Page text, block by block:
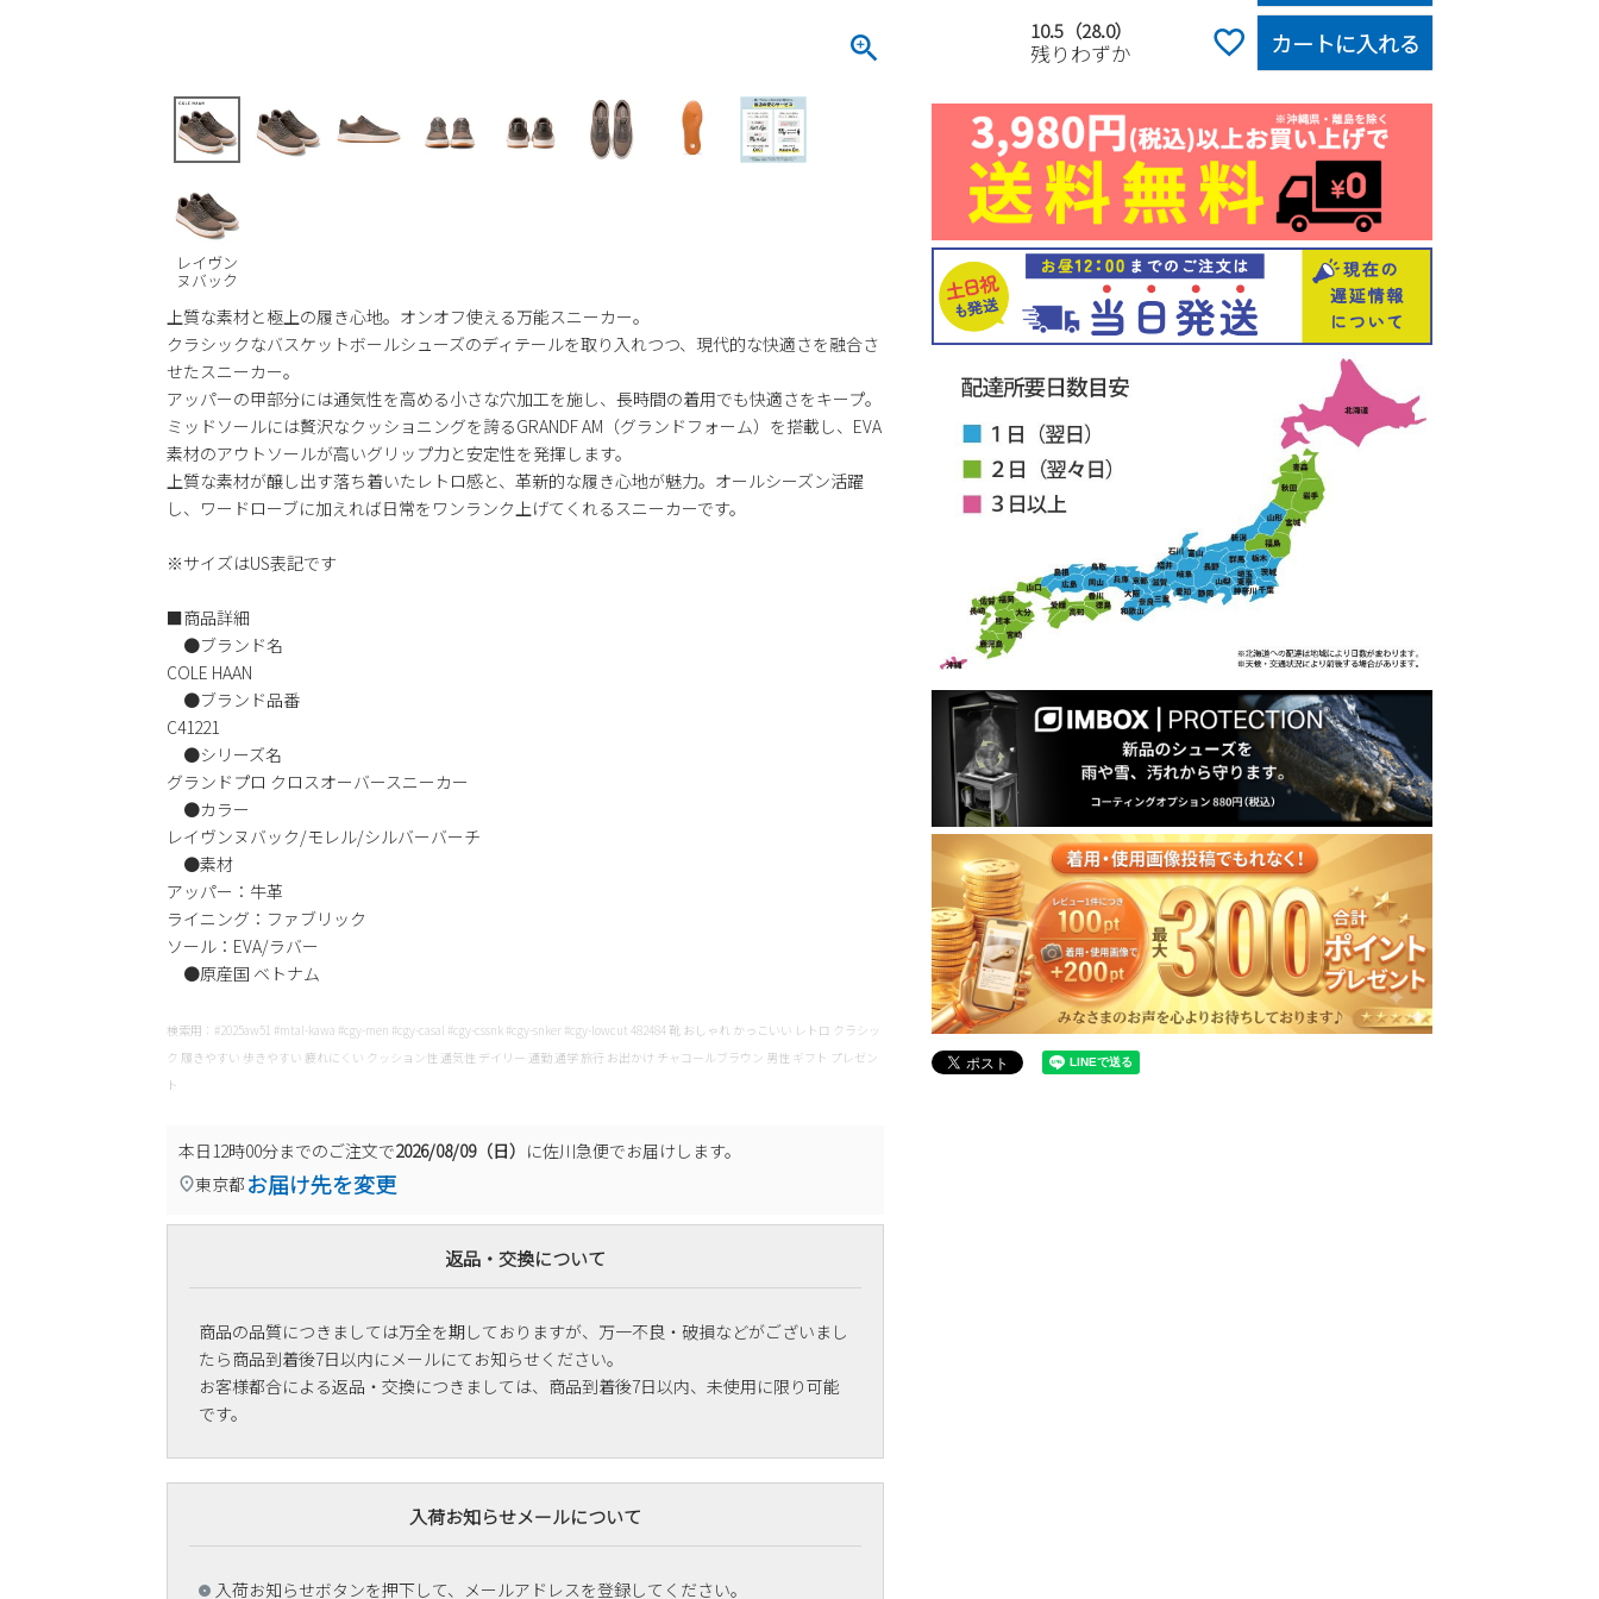
レイヴン
ヌバック
上質な素材と極上の履き心地。オンオフ使える万能スニーカー。
クラシックなバスケットボールシューズのディテールを取り入れつつ、現代的な快適さを融合さ
せたスニーカー。
アッパーの甲部分には通気性を高める小さな穴加工を施し、長時間の着用でも快適さをキープ。
ミッドソールには贅沢なクッショニングを誇るGRANDF AM（グランドフォーム）を搭載し、EVA
素材のアウトソールが高いグリップ力と安定性を発揮します。
上質な素材が醸し出す落ち着いたレトロ感と、革新的な履き心地が魅力。オールシーズン活躍
し、ワードローブに加えれば日常をワンランク上げてくれるスニーカーです。
※サイズはUS表記です
■商品詳細
●ブランド名
COLE HAAN
●ブランド品番
C41221
●シリーズ名
グランドプロ クロスオーバースニーカー
●カラー
レイヴンヌバック/モレル/シルバーバーチ
●素材
アッパー：牛革
ライニング：ファブリック
ソール：EVA/ラバー
●原産国 ベトナム
検索用：#2025aw51 #mtal-kawa #cgy-men #cgy-casal #cgy-cssnk #cgy-snker #cgy-lowcut 482484 靴 おしゃれ かっこいい レトロ クラシッ
ク 履きやすい 歩きやすい 疲れにくい クッション性 通気性 デイリー 通勤 通学 旅行 お出かけ チャコールブラウン 男性 ギフト プレゼン
ト
本日12時00分までのご注文で2026/08/09（日） に佐川急便でお届けします。
東京都 お届け先を変更
返品・交換について
商品の品質につきましては万全を期しておりますが、万一不良・破損などがございまし
たら商品到着後7日以内にメールにてお知らせください。
お客様都合による返品・交換につきましては、商品到着後7日以内、未使用に限り可能
です。
入荷お知らせメールについて
入荷お知らせボタンを押下して、メールアドレスを登録してください。
10.5（28.0）
残りわずか カートに入れる